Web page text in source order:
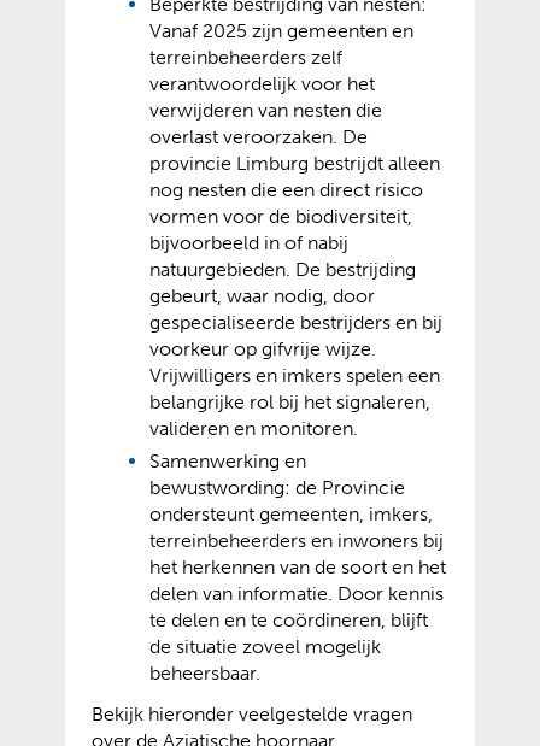
Vanaf 2025 zijn gemeenten en
terreinbeheerders zelf
verantwoordelijk voor het
verwijderen van nesten die
overlast veroorzaken. De
provincie Limburg bestrijdt alleen
nog nesten die een direct risico
vormen voor de biodiversiteit,
bijvoorbeeld in of nabij
natuurgebieden. De bestrijding
gebeurt, waar nodig, door
gespecialiseerde bestrijders en bij
voorkeur op gifvrije wijze.
Vrijwilligers en imkers spelen een
belangrijke rol bij het signaleren,
valideren en monitoren.
Samenwerking en
bewustwording: de Provincie
ondersteunt gemeenten, imkers,
terreinbeheerders en inwoners bij
het herkennen van de soort en het
delen van informatie. Door kennis
te delen en te coördineren, blijft
de situatie zoveel mogelijk
beheersbaar.
Bekijk hieronder veelgestelde vragen
over de Aziatische hoornaar.